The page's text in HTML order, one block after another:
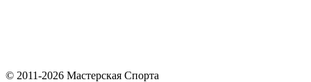
© 2011-2026 Мастерская Спорта